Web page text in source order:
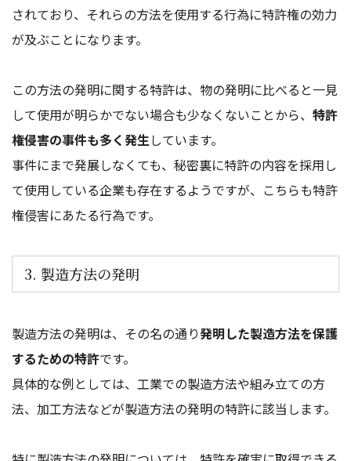
されており、それらの方法を使用する行為に特許権の効力
が及ぶことになります。
この方法の発明に関する特許は、物の発明に比べると一見
して使用が明らかでない場合も少なくないことから、 特許
権侵害の事件も多く発生しています。
事件にまで発展しなくても、秘密裏に特許の内容を採用し
て使用している企業も存在するようですが、こちらも特許
権侵害にあたる行為です。
3. 製造方法の発明
製造方法の発明は、その名の通り発明した製造方法を保護
するための特許です。
具体的な例としては、工業での製造方法や組み立ての方
法、加工方法などが製造方法の発明の特許に該当します。